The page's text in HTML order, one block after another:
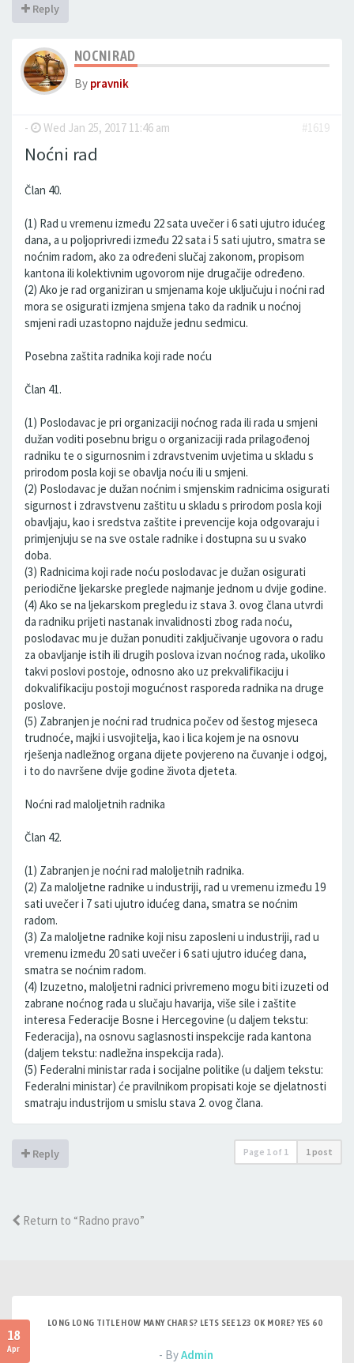
Reply
NOCNI RAD
By pravnik
- Wed Jan 25, 2017 11:46 am #1619
Noćni rad
Član 40.
(1) Rad u vremenu između 22 sata uvečer i 6 sati ujutro idućeg
dana, a u poljoprivredi između 22 sata i 5 sati ujutro, smatra se
noćnim radom, ako za određeni slučaj zakonom, propisom
kantona ili kolektivnim ugovorom nije drugačije određeno.
(2) Ako je rad organiziran u smjenama koje uključuju i noćni rad
mora se osigurati izmjena smjena tako da radnik u noćnoj
smjeni radi uzastopno najduže jednu sedmicu.
Posebna zaštita radnika koji rade noću
Član 41.
(1) Poslodavac je pri organizaciji noćnog rada ili rada u smjeni
dužan voditi posebnu brigu o organizaciji rada prilagođenoj
radniku te o sigurnosnim i zdravstvenim uvjetima u skladu s
prirodom posla koji se obavlja noću ili u smjeni.
(2) Poslodavac je dužan noćnim i smjenskim radnicima osigurati
sigurnost i zdravstvenu zaštitu u skladu s prirodom posla koji
obavljaju, kao i sredstva zaštite i prevencije koja odgovaraju i
primjenjuju se na sve ostale radnike i dostupna su u svako
doba.
(3) Radnicima koji rade noću poslodavac je dužan osigurati
periodične ljekarske preglede najmanje jednom u dvije godine.
(4) Ako se na ljekarskom pregledu iz stava 3. ovog člana utvrdi
da radniku prijeti nastanak invalidnosti zbog rada noću,
poslodavac mu je dužan ponuditi zaključivanje ugovora o radu
za obavljanje istih ili drugih poslova izvan noćnog rada, ukoliko
takvi poslovi postoje, odnosno ako uz prekvalifikaciju i
dokvalifikaciju postoji mogućnost rasporeda radnika na druge
poslove.
(5) Zabranjen je noćni rad trudnica počev od šestog mjeseca
trudnoće, majki i usvojitelja, kao i lica kojem je na osnovu
rješenja nadležnog organa dijete povjereno na čuvanje i odgoj,
i to do navršene dvije godine života djeteta.
Noćni rad maloljetnih radnika
Član 42.
(1) Zabranjen je noćni rad maloljetnih radnika.
(2) Za maloljetne radnike u industriji, rad u vremenu između 19
sati uvečer i 7 sati ujutro idućeg dana, smatra se noćnim
radom.
(3) Za maloljetne radnike koji nisu zaposleni u industriji, rad u
vremenu između 20 sati uvečer i 6 sati ujutro idućeg dana,
smatra se noćnim radom.
(4) Izuzetno, maloljetni radnici privremeno mogu biti izuzeti od
zabrane noćnog rada u slučaju havarija, više sile i zaštite
interesa Federacije Bosne i Hercegovine (u daljem tekstu:
Federacija), na osnovu saglasnosti inspekcije rada kantona
(daljem tekstu: nadležna inspekcija rada).
(5) Federalni ministar rada i socijalne politike (u daljem tekstu:
Federalni ministar) će pravilnikom propisati koje se djelatnosti
smatraju industrijom u smislu stava 2. ovog člana.
Reply Page 1 of 1 1 post
Return to “Radno pravo”
18
Apr
LONG LONG TITLE HOW MANY CHARS? LETS SEE 123 OK MORE? YES 60
- ByAdmin